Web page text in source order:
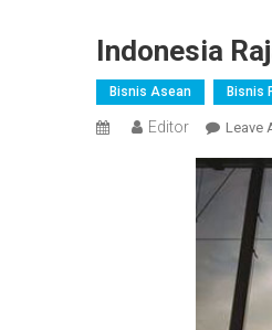
Indonesia
Bisnis Asean Bisnis
Editor Leave